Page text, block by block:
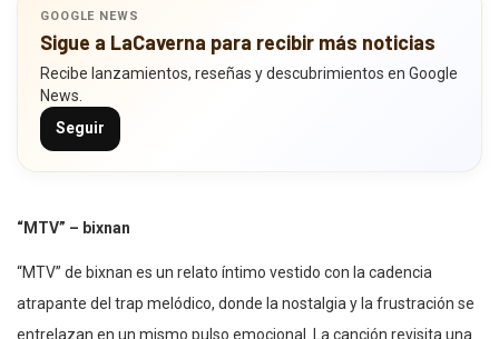
GOOGLE NEWS
Sigue a LaCaverna para recibir más noticias
Recibe lanzamientos, reseñas y descubrimientos en Google
News.
Seguir
“MTV” – bixnan
“MTV” de bixnan es un relato íntimo vestido con la cadencia
atrapante del trap melódico, donde la nostalgia y la frustración se
entrelazan en un mismo pulso emocional. La canción revisita una